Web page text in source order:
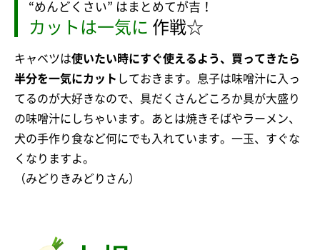
“めんどくさい” はまとめてが吉！
カットは一気に 作戦☆
キャベツは使いたい時にすぐ使えるよう、買ってきたら
半分を一気にカット しておきます。息子は味噌汁に入っ
てるのが大好きなので、具だくさんどころか具が大盛り
の味噌汁にしちゃいます。あとは焼きそばやラーメン、
犬の手作り食など何にでも入れています。一玉、すぐな
くなりますよ。
（みどりきみどりさん）